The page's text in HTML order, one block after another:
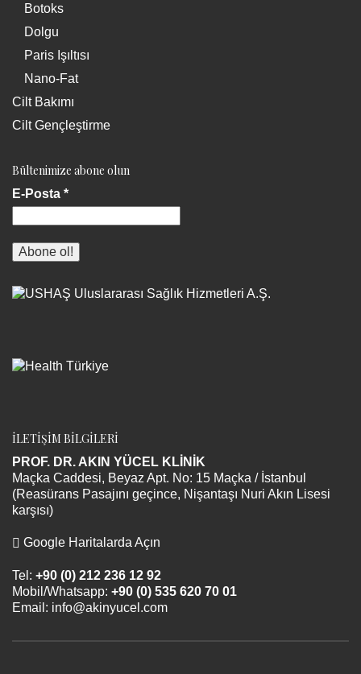
Botoks
Dolgu
Paris Işıltısı
Nano-Fat
Cilt Bakımı
Cilt Gençleştirme
Bültenimize abone olun
E-Posta *
İLETİŞİM BİLGİLERİ
PROF. DR. AKIN YÜCEL KLİNİK
Maçka Caddesi, Beyaz Apt. No: 15 Maçka / İstanbul
(Reasürans Pasajını geçince, Nişantaşı Nuri Akın Lisesi
karşısı)
Google Haritalarda Açın
Tel: +90 (0) 212 236 12 92
Mobil/Whatsapp: +90 (0) 535 620 70 01
Email: info@akinyucel.com